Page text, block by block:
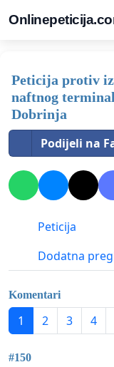
Peticija protiv
naftnog
Dobrinja
Podijeli na
Peticija
Dodatna
Komentari
1 2 3 4
#150